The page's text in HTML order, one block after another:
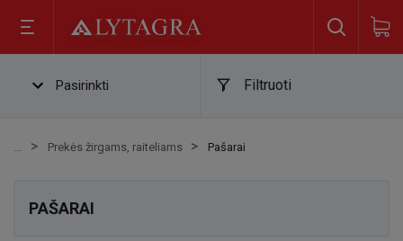
Pasirinkti Filtruoti
Prekės žirgams, raiteliams Pašarai
PAŠARAI